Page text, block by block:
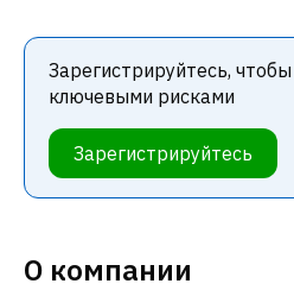
Зарегистрируйтесь,
ключевыми рисками
Зарегистрируйтесь
О компании